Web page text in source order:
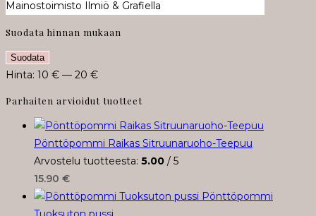
Mainostoimisto Ilmiö & Grafiella
Suodata hinnan mukaan
Minimihinta
Maksimihinta
Suodata
Hinta: 10 € — 20 €
Parhaiten arvioidut tuotteet
Pönttöpommi Raikas Sitruunaruoho-Teepuu
Arvostelu tuotteesta: 5.00 / 5
15.90 €
Pönttöpommi